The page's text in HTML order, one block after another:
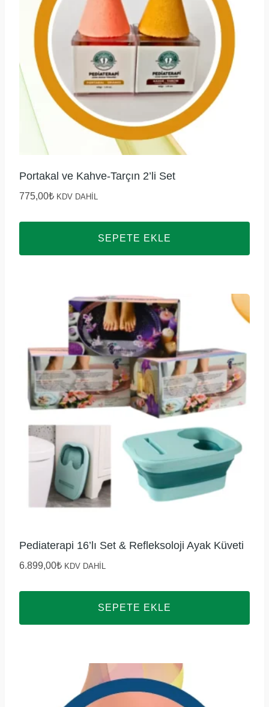
Portakal ve Kahve-Tarçın 2’li Set
775,00₺ KDV DAHİL
SEPETE EKLE
Pediaterapi 16’lı Set & Refleksoloji Ayak Küveti
6.899,00₺ KDV DAHİL
SEPETE EKLE